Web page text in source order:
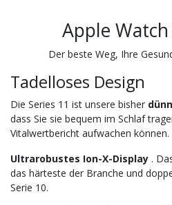
Apple Watch
Der beste Weg, Ihre
Tadelloses Design
Die Series 11 ist unsere bisher
dass Sie sie bequem im Schlaf
Vitalwertbericht aufwachen können.
Ultrarobustes Ion-X-Display .
das härteste der Branche und
Serie 10.